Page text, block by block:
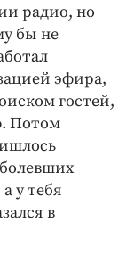
радио, но
бы не
эфира,
гостей,
Потом
у тебя
в